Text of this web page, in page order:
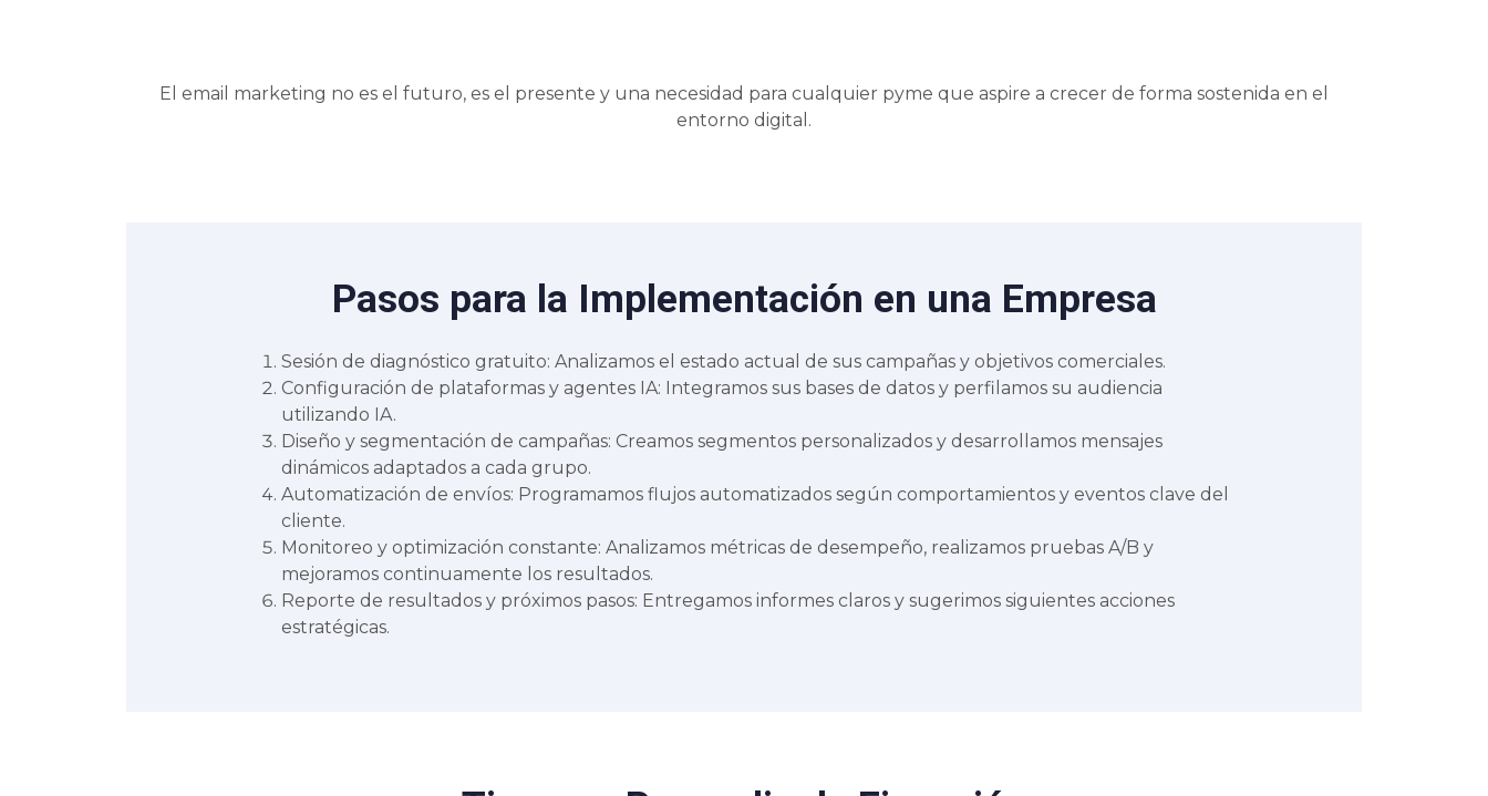
El email marketing no es el futuro, es el presente y una necesidad para cualquier pyme que aspire a crecer de forma sostenida en el
entorno digital.
Pasos para la Implementación en una Empresa
Sesión de diagnóstico gratuito: Analizamos el estado actual de sus campañas y objetivos comerciales.
Configuración de plataformas y agentes IA: Integramos sus bases de datos y perfilamos su audiencia
utilizando IA.
Diseño y segmentación de campañas: Creamos segmentos personalizados y desarrollamos mensajes
dinámicos adaptados a cada grupo.
Automatización de envíos: Programamos flujos automatizados según comportamientos y eventos clave del
cliente.
Monitoreo y optimización constante: Analizamos métricas de desempeño, realizamos pruebas A/B y
mejoramos continuamente los resultados.
Reporte de resultados y próximos pasos: Entregamos informes claros y sugerimos siguientes acciones
estratégicas.